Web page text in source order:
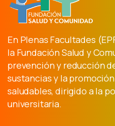
En Plenas Facultades
la Fundación Salud y
prevención y reducción
sustancias y la
saludables, dirigido a la
universitaria.